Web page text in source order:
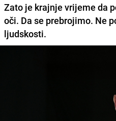
Zato je krajnje vrijeme da
oči. Da se prebrojimo. Ne
ljudskosti.